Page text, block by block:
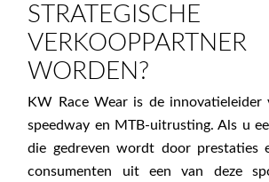
STRATEGISCHE
VERKOOPPARTNER
WORDEN?
KW Race Wear is de innovatieleider
speedway en MTB-uitrusting. Als u
die gedreven wordt door prestaties
consumenten uit een van deze